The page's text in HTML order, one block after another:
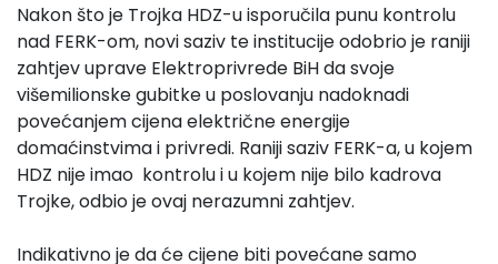
Nakon što je Trojka HDZ-u isporučila punu kontrolu
nad FERK-om, novi saziv te institucije odobrio je raniji
zahtjev uprave Elektroprivrede BiH da svoje
višemilionske gubitke u poslovanju nadoknadi
povećanjem cijena električne energije
domaćinstvima i privredi. Raniji saziv FERK-a, u kojem
HDZ nije imao kontrolu i u kojem nije bilo kadrova
Trojke, odbio je ovaj nerazumni zahtjev.
Indikativno je da će cijene biti povećane samo